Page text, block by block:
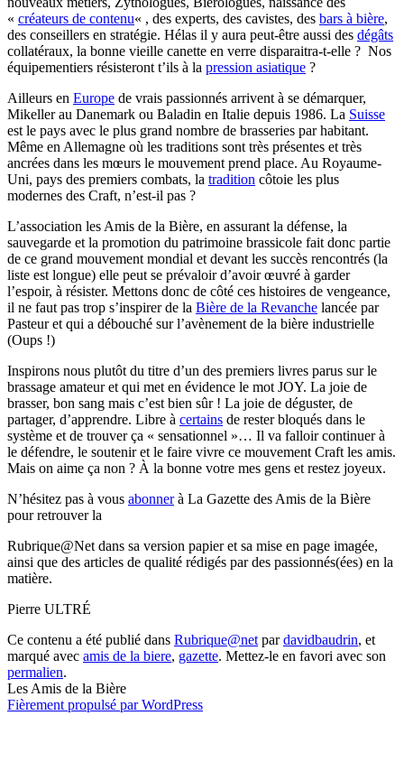
« créateurs de contenu« , des experts, des cavistes, des bars à bière,
des conseillers en stratégie. Hélas il y aura peut-être aussi des dégâts
collatéraux, la bonne vieille canette en verre disparaitra-t-elle ? Nos
équipementiers résisteront t’ils à la pression asiatique ?
Ailleurs en Europe de vrais passionnés arrivent à se démarquer,
Mikeller au Danemark ou Baladin en Italie depuis 1986. La Suisse
est le pays avec le plus grand nombre de brasseries par habitant.
Même en Allemagne où les traditions sont très présentes et très
ancrées dans les mœurs le mouvement prend place. Au Royaume-
Uni, pays des premiers combats, la tradition côtoie les plus
modernes des Craft, n’est-il pas ?
L’association les Amis de la Bière, en assurant la défense, la
sauvegarde et la promotion du patrimoine brassicole fait donc partie
de ce grand mouvement mondial et devant les succès rencontrés (la
liste est longue) elle peut se prévaloir d’avoir œuvré à garder
l’espoir, à résister. Mettons donc de côté ces histoires de vengeance,
il ne faut pas trop s’inspirer de la Bière de la Revanche lancée par
Pasteur et qui a débouché sur l’avènement de la bière industrielle
(Oups !)
Inspirons nous plutôt du titre d’un des premiers livres parus sur le
brassage amateur et qui met en évidence le mot JOY. La joie de
brasser, bon sang mais c’est bien sûr ! La joie de déguster, de
partager, d’apprendre. Libre à certains de rester bloqués dans le
système et de trouver ça « sensationnel »… Il va falloir continuer à
le défendre, le soutenir et le faire vivre ce mouvement Craft les amis.
Mais on aime ça non ? À la bonne votre mes gens et restez joyeux.
N’hésitez pas à vous abonnerà La Gazette des Amis de la Bière
pour retrouver la
Rubrique@Net dans sa version papier et sa mise en page imagée,
ainsi que des articles de qualité rédigés par des passionnés(ées) en la
matière.
Pierre ULTRÉ
Ce contenu a été publié dans Rubrique@netpardavidbaudrin, et
marqué avec amis de la biere, gazette. Mettez-le en favori avec son
permalien.
Les Amis de la Bière
Fièrement propulsé par WordPress